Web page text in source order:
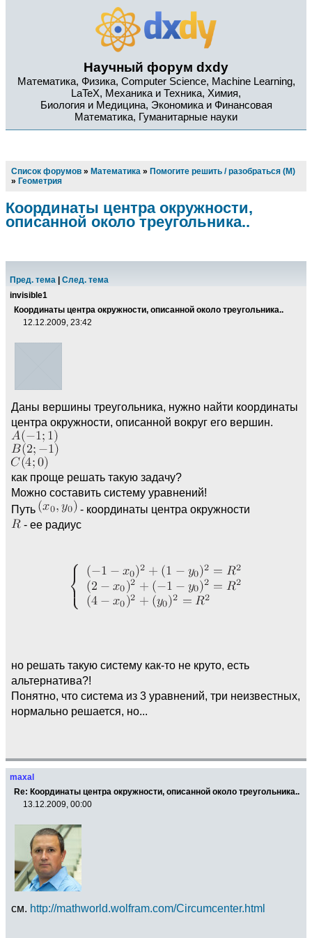
Научный форум dxdy
Математика, Физика, Computer Science, Machine Learning,
LaTeX, Механика и Техника, Химия,
Биология и Медицина, Экономика и Финансовая
Математика, Гуманитарные науки
Список форумов » Математика » Помогите решить / разобраться (М)
» Геометрия
Координаты центра окружности,
описанной около треугольника..
Пред. тема
След. тема
invisible1
Координаты центра окружности, описанной около треугольника..
12.12.2009, 23:42
Даны вершины треугольника, нужно найти координаты
центра окружности, описанной вокруг его вершин.
как проще решать такую задачу?
Можно составить систему уравнений!
Путь
- координаты центра окружности
- ее радиус
но решать такую систему как-то не круто, есть
альтернатива?!
Понятно, что система из 3 уравнений, три неизвестных,
нормально решается, но...
maxal
Re: Координаты центра окружности, описанной около треугольника..
13.12.2009, 00:00
см. http://mathworld.wolfram.com/Circumcenter.html